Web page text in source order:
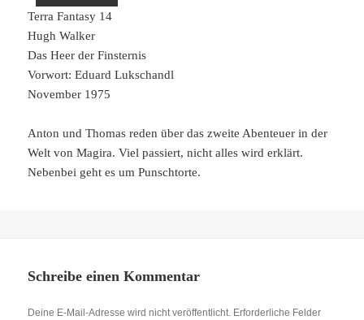
Terra Fantasy 14
Hugh Walker
Das Heer der Finsternis
Vorwort: Eduard Lukschandl
November 1975
Anton und Thomas reden über das zweite Abenteuer in der
Welt von Magira. Viel passiert, nicht alles wird erklärt.
Nebenbei geht es um Punschtorte.
Schreibe einen Kommentar
Deine E-Mail-Adresse wird nicht veröffentlicht. Erforderliche Felder